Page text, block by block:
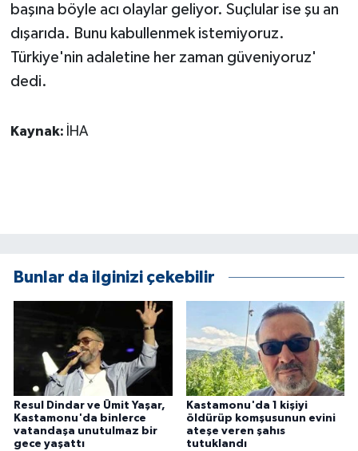
başına böyle acı olaylar geliyor. Suçlular ise şu an
dışarıda. Bunu kabullenmek istemiyoruz.
Türkiye'nin adaletine her zaman güveniyoruz'
dedi.
Kaynak: İHA
Bunlar da ilginizi çekebilir
Resul Dindar ve Ümit Yaşar,
Kastamonu'da binlerce
vatandaşa unutulmaz bir
gece yaşattı
Kastamonu'da 1 kişiyi
öldürüp komşusunun evini
ateşe veren şahıs
tutuklandı